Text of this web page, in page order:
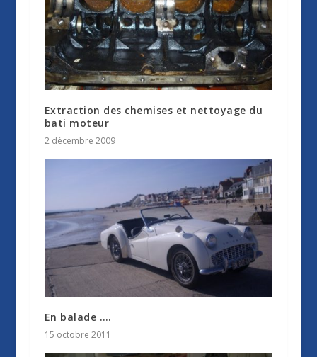
Extraction des chemises et nettoyage du
bati moteur
2 décembre 2009
En balade ….
15 octobre 2011